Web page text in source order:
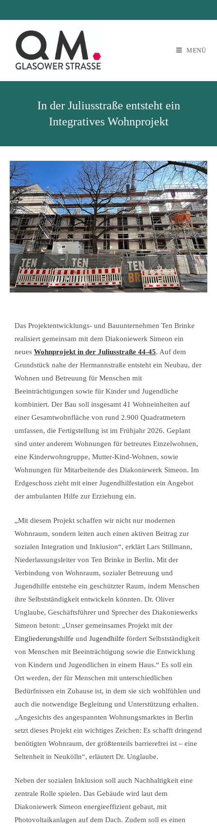
MENÜ
In der Juliusstraße entsteht ein
Integratives Wohnprojekt
Das Projektentwicklungs- und Bauunternehmen Ten Brinke
realisiert gemeinsam mit dem Diakoniewerk Simeon ein
neues Wohnprojekt in der Juliusstraße 44-45. Auf dem
Grundstück nahe der Hermannstraße entsteht ein Neubau, der
Wohnen und Betreuung für Menschen mit
Beeinträchtigungen sowie für Kinder und Jugendliche
kombiniert. Der Bau soll insgesamt 41 Wohneinheiten auf
einer Gesamtwohnfläche von rund 2.900 Quadratmetern
umfassen, die Fertigstellung ist im Frühjahr 2026. Geplant
sind unter anderem Wohnungen für betreutes Einzelwohnen,
eine Kinderwohngruppe, Mutter-Kind-Wohnen, sowie
Wohnungen für Mitarbeitende des Diakoniewerk Simeon. Im
Erdgeschoss zieht mit einer Jugendhilfestation ein Angebot
der ambulanten Hilfe zur Erziehung ein.
„Mit diesem Projekt schaffen wir nicht nur modernen
Wohnraum, sondern leiten auch einen aktiven Beitrag zur
sozialen Integration und Inklusion“, erklärt Lars Stillmann,
Niederlassungsleiter von Ten Brinke in Berlin. Mit der
Verbindung von Wohnraum, sozialer Betreuung und
Jugendhilfe entstehe ein geschützter Raum, indem Menschen
ihre Selbstständigkeit entwickeln könnten. Dr. Oliver
Unglaube, Geschäftsführer und Sprecher des Diakoniewerks
Simeon betont: „Unser gemeinsames Projekt mit der
Eingliederungshilfe und Jugendhilfe fördert Selbstständigkeit
von Menschen mit Beeinträchtigung sowie die Entwicklung
von Kindern und Jugendlichen in einem Haus.“ Es soll ein
Ort werden, der für Menschen mit unterschiedlichen
Bedürfnissen ein Zuhause ist, in dem sie sich wohlfühlen und
auch die notwendige Begleitung und Unterstützung erhalten.
„Angesichts des angespannten Wohnungsmarktes in Berlin
setzt dieses Projekt ein wichtiges Zeichen: Es schafft dringend
benötigten Wohnraum, der größtenteils barrierefrei ist – eine
Seltenheit in Neukölln“, erläutert Dr. Unglaube.
Neben der sozialen Inklusion soll auch Nachhaltigkeit eine
zentrale Rolle spielen. Das Gebäude wird laut dem
Diakoniewerk Simeon energieeffizient gebaut, mit
Photovoltaikanlagen auf dem Dach. Zudem soll es einen